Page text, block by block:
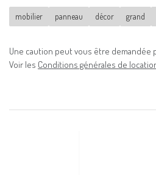
mobilier panneau décor grand
Une caution peut vous être demandée
Voir les Conditions générales de